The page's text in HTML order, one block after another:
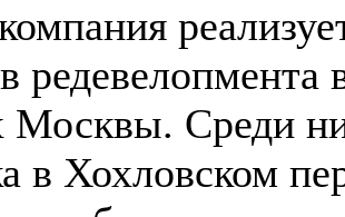
редевелопмента
Москвы. Среди
в Хохловском